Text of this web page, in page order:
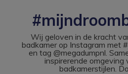
Wij geloven in de kracht
badkamer op Instagram met
en tag @megadumpnl.
inspirerende omgeving
badkamerstijlen.